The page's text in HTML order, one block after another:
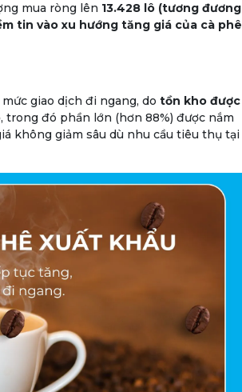
mua ròng lên 13.428 lô (tương đương
tin vào xu hướng tăng giá của cà phê
giao dịch đi ngang, do tồn kho được
, trong đó phần lớn (hơn 88%) được nắm
không giảm sâu dù nhu cầu tiêu thụ tại